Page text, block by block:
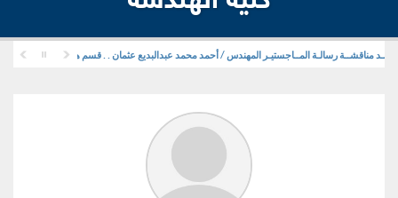
مناقشــة رسالـة المــاجستيـر المهندس / أحمد محمد عبدالبديع عثمان . . قسم هندسة التشييد